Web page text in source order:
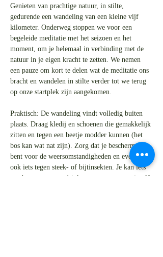
Genieten van prachtige natuur, in stilte,
gedurende een wandeling van een kleine vijf
kilometer. Onderweg stoppen we voor een
begeleide meditatie met het seizoen en het
moment, om je helemaal in verbinding met de
natuur in je eigen kracht te zetten. We nemen
een pauze om kort te delen wat de meditatie ons
bracht en wandelen in stilte verder tot we terug
op onze startplek zijn aangekomen.
Praktisch: De wandeling vindt volledig buiten
plaats. Draag kledij en schoenen die gemakkelijk
zitten en tegen een beetje modder kunnen (het
bos kan wat nat zijn). Zorg dat je beschermd
bent voor de weersomstandigheden en eventueel
ook iets tegen steek- of bijtinsekten. Je kan iets
meebrengen om te drinken en te eten voor jezelf